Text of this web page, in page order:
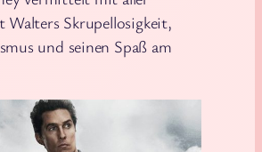
Walters Skrupellosigkeit,
und seinen Spaß am